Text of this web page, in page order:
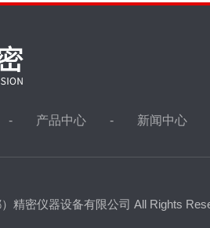
产品中心 新闻中心
精密仪器设备有限公司 All Rights